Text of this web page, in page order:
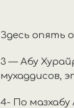
Здесь опять
3 — Абу
4- По